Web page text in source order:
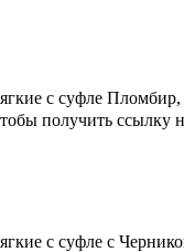
с суфле Пломбир,
с суфле с